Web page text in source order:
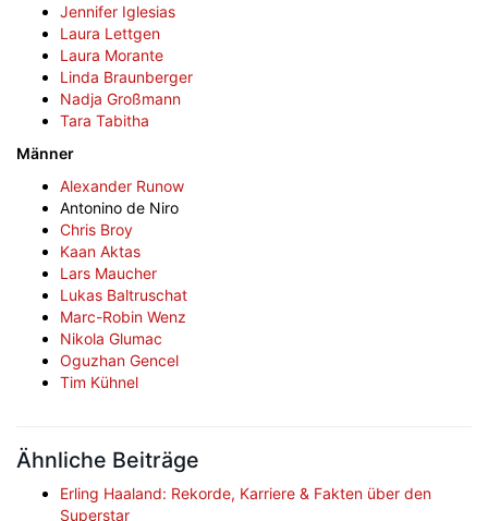
Jennifer Iglesias
Laura Lettgen
Laura Morante
Linda Braunberger
Nadja Großmann
Tara Tabitha
Männer
Alexander Runow
Antonino de Niro
Chris Broy
Kaan Aktas
Lars Maucher
Lukas Baltruschat
Marc-Robin Wenz
Nikola Glumac
Oguzhan Gencel
Tim Kühnel
Ähnliche Beiträge
Erling Haaland: Rekorde, Karriere & Fakten über den
Superstar